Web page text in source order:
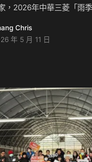
，2026年中華三菱「雨
，更祭出「五大貼心禮遇
禮，體貼車主荷包，全
約返廠保養時間。 五大系
季期間清晰、明亮、安全
菱特別規劃包含「車電、
統…
Chris
年 5 月 11 日